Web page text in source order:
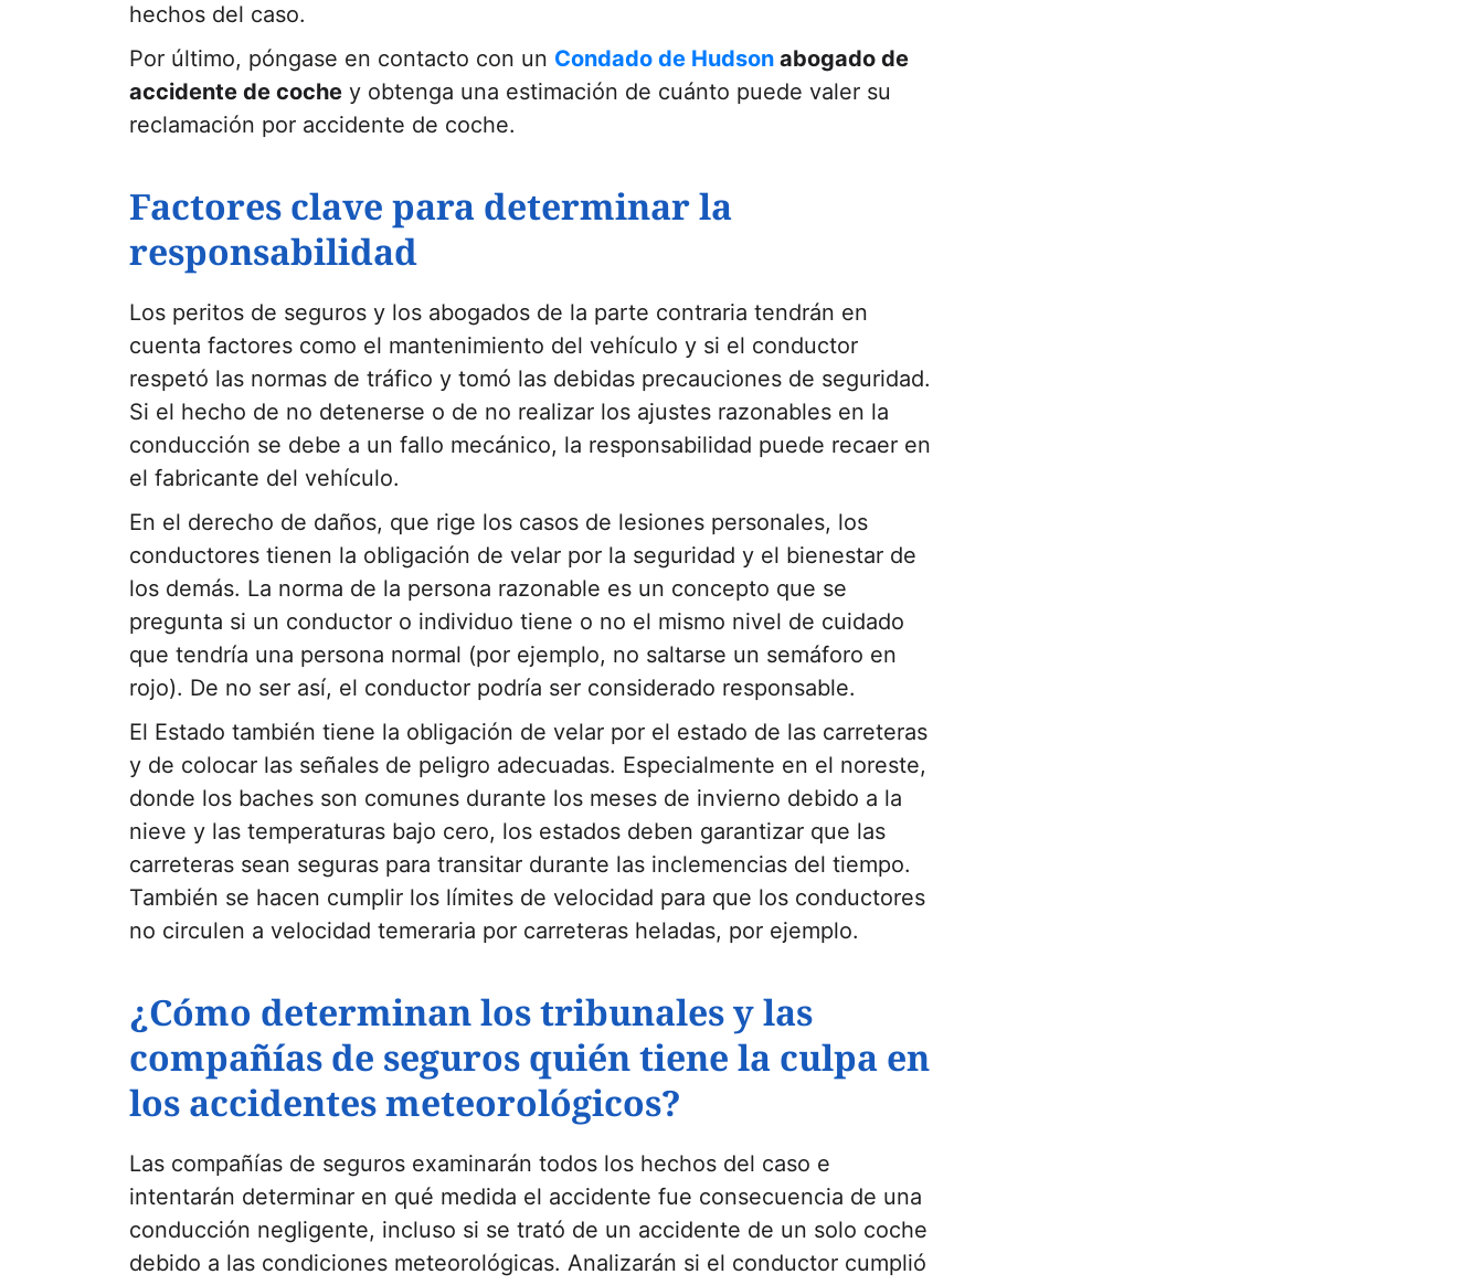
hechos del caso.
Por último, póngase en contacto con un Condado de Hudson abogado de
accidente de coche y obtenga una estimación de cuánto puede valer su
reclamación por accidente de coche.
Factores clave para determinar la
responsabilidad
Los peritos de seguros y los abogados de la parte contraria tendrán en
cuenta factores como el mantenimiento del vehículo y si el conductor
respetó las normas de tráfico y tomó las debidas precauciones de seguridad.
Si el hecho de no detenerse o de no realizar los ajustes razonables en la
conducción se debe a un fallo mecánico, la responsabilidad puede recaer en
el fabricante del vehículo.
En el derecho de daños, que rige los casos de lesiones personales, los
conductores tienen la obligación de velar por la seguridad y el bienestar de
los demás. La norma de la persona razonable es un concepto que se
pregunta si un conductor o individuo tiene o no el mismo nivel de cuidado
que tendría una persona normal (por ejemplo, no saltarse un semáforo en
rojo). De no ser así, el conductor podría ser considerado responsable.
El Estado también tiene la obligación de velar por el estado de las carreteras
y de colocar las señales de peligro adecuadas. Especialmente en el noreste,
donde los baches son comunes durante los meses de invierno debido a la
nieve y las temperaturas bajo cero, los estados deben garantizar que las
carreteras sean seguras para transitar durante las inclemencias del tiempo.
También se hacen cumplir los límites de velocidad para que los conductores
no circulen a velocidad temeraria por carreteras heladas, por ejemplo.
¿Cómo determinan los tribunales y las
compañías de seguros quién tiene la culpa en
los accidentes meteorológicos?
Las compañías de seguros examinarán todos los hechos del caso e
intentarán determinar en qué medida el accidente fue consecuencia de una
conducción negligente, incluso si se trató de un accidente de un solo coche
debido a las condiciones meteorológicas. Analizarán si el conductor cumplió